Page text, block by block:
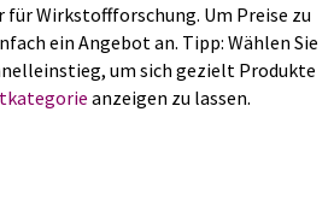
für Wirkstoffforschung. Um Preise zu
ein Angebot an. Tipp: Wählen Sie
um sich gezielt Produkte
anzeigen zu lassen.